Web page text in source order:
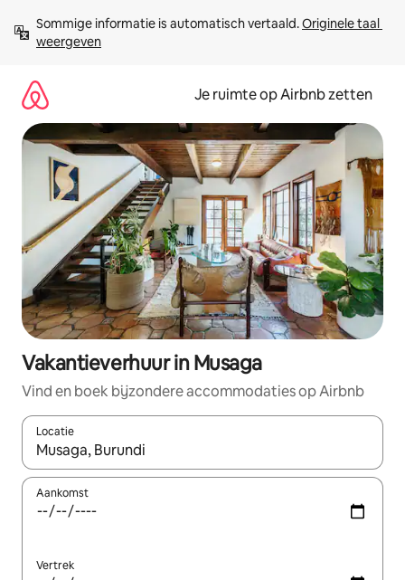
direct
naar
Sommige informatie is automatisch vertaald. Originele taal
weergeven
Je ruimte op Airbnb zetten
Vakantieverhuur in Musaga
Vind en boek bijzondere accommodaties op Airbnb
Locatie
Wanneer er suggesties beschikbaar zijn, maak je een keuze
Aankomst
Vertrek